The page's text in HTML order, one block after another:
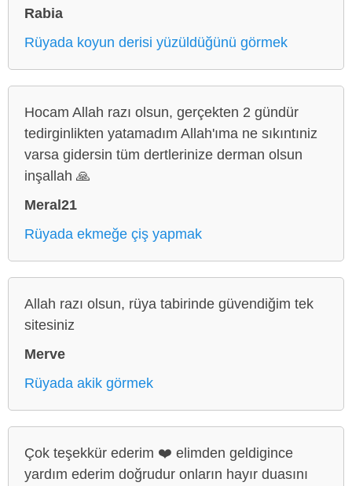
Rabia
Rüyada koyun derisi yüzüldüğünü görmek
Hocam Allah razı olsun, gerçekten 2 gündür
tedirginlikten yatamadım Allah'ıma ne sıkıntıniz
varsa gidersin tüm dertlerinize derman olsun
inşallah 🙏
Meral21
Rüyada ekmeğe çiş yapmak
Allah razı olsun, rüya tabirinde güvendiğim tek
sitesiniz
Merve
Rüyada akik görmek
Çok teşekkür ederim ❤️ elimden geldigince
yardım ederim doğrudur onların hayır duasını